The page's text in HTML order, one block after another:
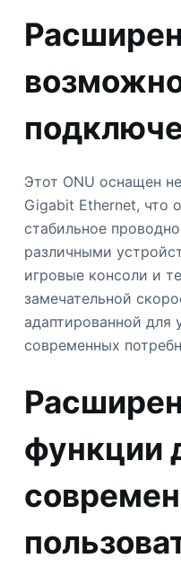
Этот ONU оснащен
Gigabit Ethernet, что
стабильное
различными
игровые консоли и
замечательной
адаптированной для
современных
функции